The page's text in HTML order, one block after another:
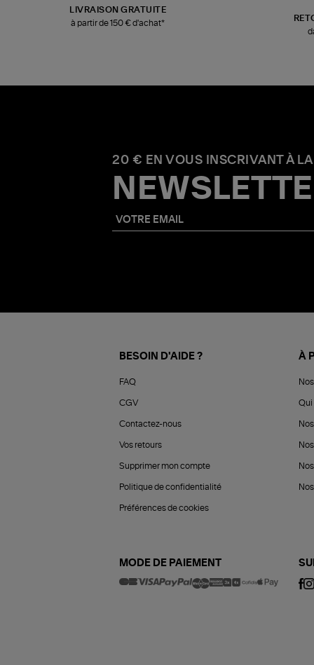
LIVRAISON GRATUITE
à partir de 150 € d'achat*
20 € EN VOUS INSCRIVANT À LA
BESOIN D'AIDE ?
FAQ
CGV
Contactez-nous
Vos retours
Supprimer mon compte
Politique de confidentialité
Préférences de cookies
À
Qui
MODE DE PAIEMENT